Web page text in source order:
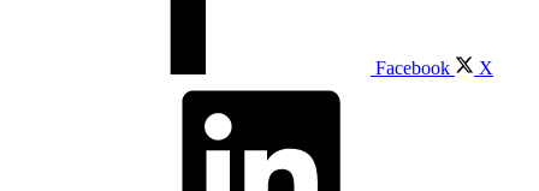
Facebook X